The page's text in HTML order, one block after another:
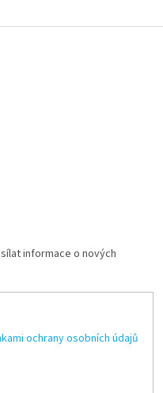
informace o nových
ochrany osobních údajů